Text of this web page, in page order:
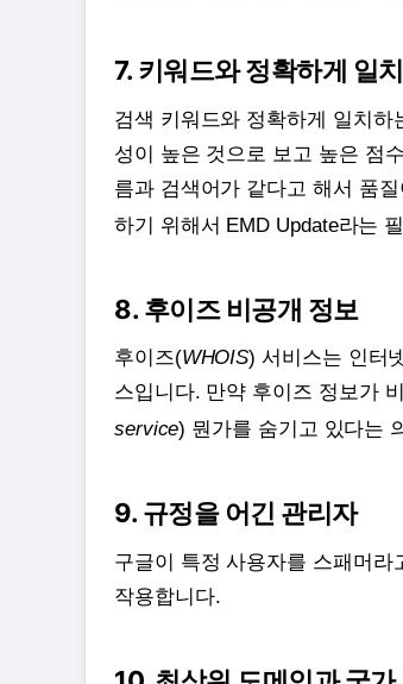
7. 키워드와 정확하게 일
검색 키워드와 정확하게 일치하
성이 높은 것으로 보고 높은 점
름과 검색어가 같다고 해서 품
하기 위해서 EMD Update라는
8. 후이즈 비공개 정보
후이즈(WHOIS) 서비스는 인터
스입니다. 만약 후이즈 정보가
service) 뭔가를 숨기고 있다는
9. 규정을 어긴 관리자
구글이 특정 사용자를 스패머라
작용합니다.